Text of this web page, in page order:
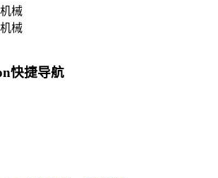
快捷导航